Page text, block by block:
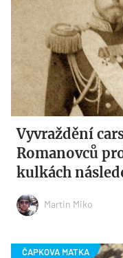
Vyvraždění
Romanovců
kulkách
Martin Miko